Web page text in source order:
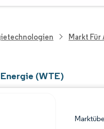
Markt Für
(WTE)